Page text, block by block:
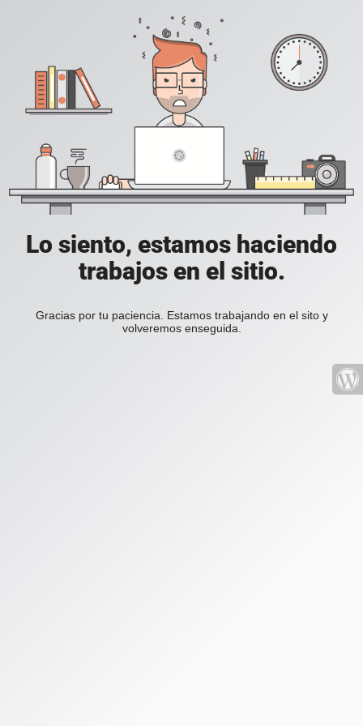
Lo siento, estamos haciendo
trabajos en el sitio.
Gracias por tu paciencia. Estamos trabajando en el sito y
volveremos enseguida.